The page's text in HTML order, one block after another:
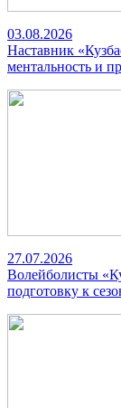
03.08.2026
Наставник
ментальность и
27.07.2026
Волейболисты
подготовку к